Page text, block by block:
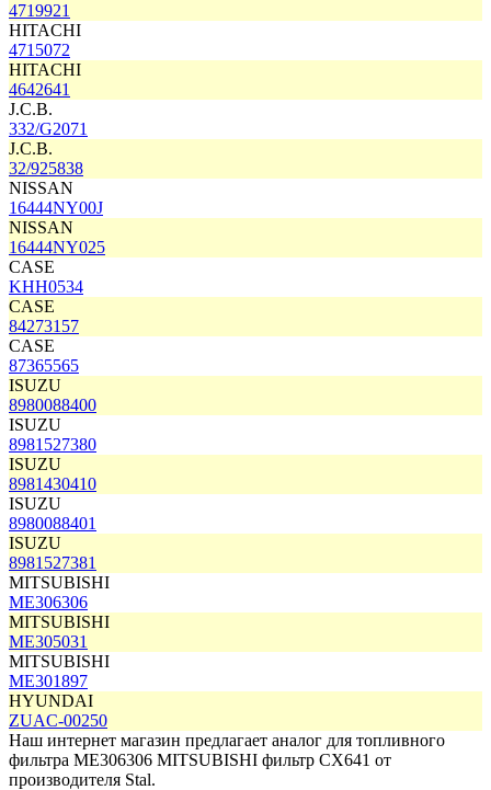
4719921
HITACHI
4715072
HITACHI
4642641
J.C.B.
332/G2071
J.C.B.
32/925838
NISSAN
16444NY00J
NISSAN
16444NY025
CASE
KHH0534
CASE
84273157
CASE
87365565
ISUZU
8980088400
ISUZU
8981527380
ISUZU
8981430410
ISUZU
8980088401
ISUZU
8981527381
MITSUBISHI
ME306306
MITSUBISHI
ME305031
MITSUBISHI
ME301897
HYUNDAI
ZUAC-00250
Наш интернет магазин предлагает аналог для топливного
фильтра ME306306 MITSUBISHI фильтр CX641 от
производителя Stal.